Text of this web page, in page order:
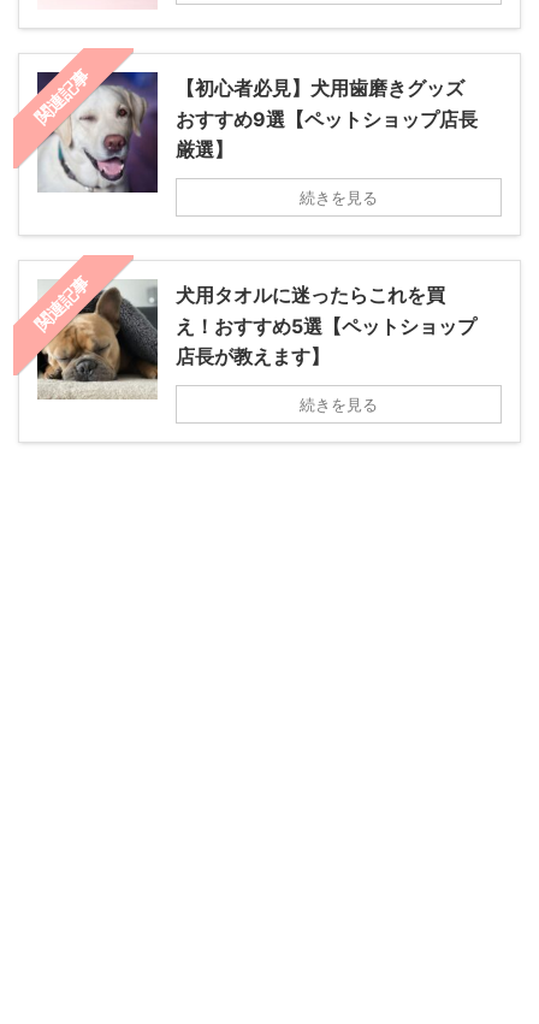
関連記事
【初心者必見】犬用歯磨きグッズ
おすすめ9選【ペットショップ店長
厳選】
続きを見る
関連記事
犬用タオルに迷ったらこれを買
え！おすすめ5選【ペットショップ
店長が教えます】
続きを見る